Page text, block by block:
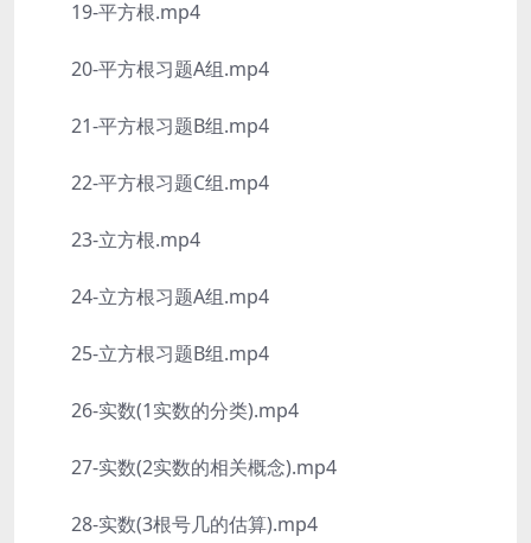
19-平方根.mp4
20-平方根习题A组.mp4
21-平方根习题B组.mp4
22-平方根习题C组.mp4
23-立方根.mp4
24-立方根习题A组.mp4
25-立方根习题B组.mp4
26-实数(1实数的分类).mp4
27-实数(2实数的相关概念).mp4
28-实数(3根号几的估算).mp4